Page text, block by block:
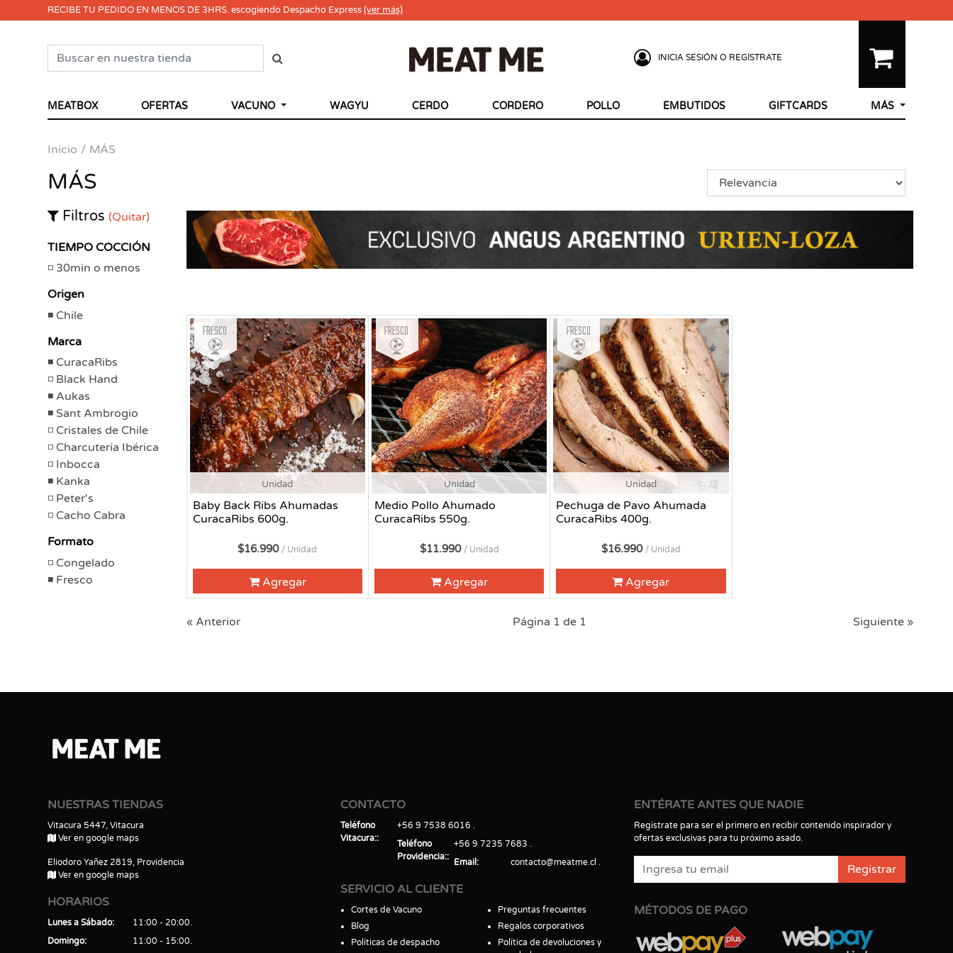
RECIBE TU PEDIDO EN MENOS DE 3HRS. escogiendo Despacho Express(ver más)
INICIA SESIÓN O REGÍSTRATE
MEATBOX OFERTAS VACUNO WAGYU CERDO CORDERO POLLO EMBUTIDOS GIFTCARDS MÁS
Inicio MÁS
MÁS
Filtros (Quitar)
TIEMPO COCCIÓN
30min o menos
Origen
Chile
Marca
CuracaRibs
Black Hand
Aukas
Sant Ambrogio
Cristales de Chile
Charcutería Ibérica
Inbocca
Kanka
Peter's
Cacho Cabra
Formato
Congelado
Fresco
Unidad
Baby Back Ribs Ahumadas
CuracaRibs 600g.
Fresco
$16.990 / Unidad
Agregar
Unidad
Medio Pollo Ahumado
CuracaRibs 550g.
Fresco
$11.990 / Unidad
Agregar
Unidad
Pechuga de Pavo Ahumada
CuracaRibs 400g.
Fresco
$16.990 / Unidad
Agregar
« Anterior Página 1 de 1 Siguiente »
NUESTRAS TIENDAS
Vitacura 5447, Vitacura
Ver en google maps
Eliodoro Yañez 2819, Providencia
Ver en google maps
HORARIOS
Lunes a Sábado
11:00 - 20:00
Domingo
11:00 - 15:00
CONTACTO
Teléfono
Vitacura:
+56 9 7538 6016
Teléfono
Providencia:
+56 9 7235 7683
Email
contacto@meatme.cl
SERVICIO AL CLIENTE
Cortes de Vacuno
Blog
Políticas de despacho
Preguntas frecuentes
Regalos corporativos
Política de devoluciones y
ENTÉRATE ANTES QUE NADIE
Regístrate para ser el primero en recibir contenido inspirador y
ofertas exclusivas para tu próximo asado.
Registrar
MÉTODOS DE PAGO